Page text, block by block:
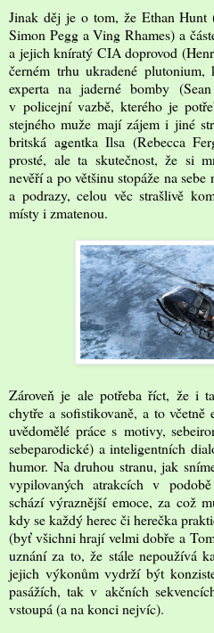
Jinak děj je o tom, že Ethan
Simon Pegg a Ving Rhames) a
a jejich kníratý CIA doprovod
černém trhu ukradené
experta na jaderné bomby
v policejní vazbě, kterého je
stejného muže mají zájem i jiné
britská agentka Ilsa (Rebecca
prosté, ale ta skutečnost, že si
nevěří a po většinu stopáže na
a podrazy, celou věc strašlivě
místy i zmatenou.
Zároveň je ale potřeba říct, že i
chytře a sofistikovaně, a to
uvědomělé práce s motivy,
sebeparodické) a inteligentních
humor. Na druhou stranu, jak
vypilovaných atrakcích v
schází výraznější emoce, za což
kdy se každý herec či herečka
(byť všichni hrají velmi dobře a
uznání za to, že stále nepoužívá
jejich výkonům vydrží být
pasážích, tak v akčních
vstoupá (a na konci nejvíc).